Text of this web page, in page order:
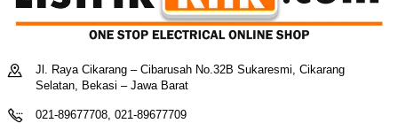
Jl. Raya Cikarang – Cibarusah No.32B Sukaresmi, Cikarang
Selatan, Bekasi – Jawa Barat
021-89677708, 021-89677709